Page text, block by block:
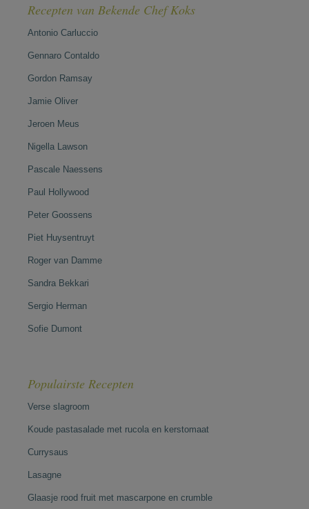
Recepten van Bekende Chef Koks
Antonio Carluccio
Gennaro Contaldo
Gordon Ramsay
Jamie Oliver
Jeroen Meus
Nigella Lawson
Pascale Naessens
Paul Hollywood
Peter Goossens
Piet Huysentruyt
Roger van Damme
Sandra Bekkari
Sergio Herman
Sofie Dumont
Populairste Recepten
Verse slagroom
Koude pastasalade met rucola en kerstomaat
Currysaus
Lasagne
Glaasje rood fruit met mascarpone en crumble